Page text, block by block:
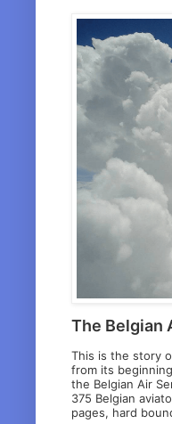
The Belgian
This is the story
from its
the Belgian Air
375 Belgian
pages, hard